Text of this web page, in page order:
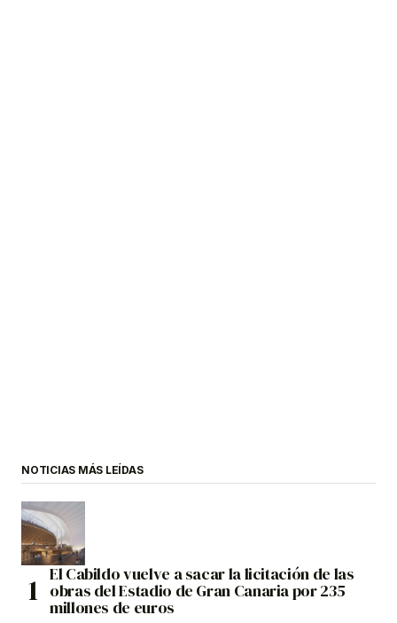
NOTICIAS MÁS LEÍDAS
El Cabildo vuelve a sacar la licitación de las
obras del Estadio de Gran Canaria por 235
millones de euros